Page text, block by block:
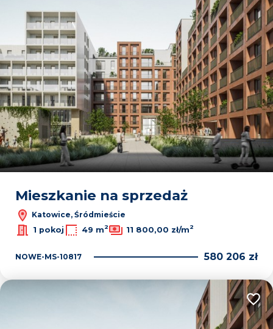
Mieszkanie na sprzedaż
Katowice, Śródmieście
1 pokoj
49 m2 11 800,00 zł/m2
NOWE-MS-10817 580 206 zł